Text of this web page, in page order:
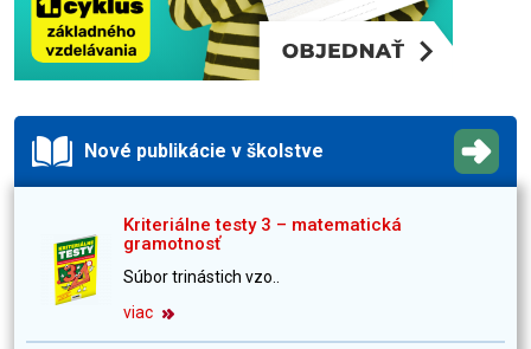
Nové publikácie v školstve
Kriteriálne testy 3 – matematická
gramotnosť
Súbor trinástich vzo..
viac